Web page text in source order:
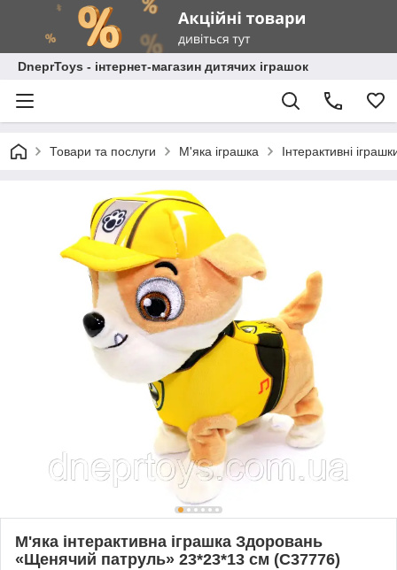
DneprToys - інтернет-магазин дитячих іграшок
Товари та послуги М'яка іграшка Інтерактивні
М'яка інтерактивна іграшка Здоровань
«Щенячий патруль» 23*23*13 см (C37776)